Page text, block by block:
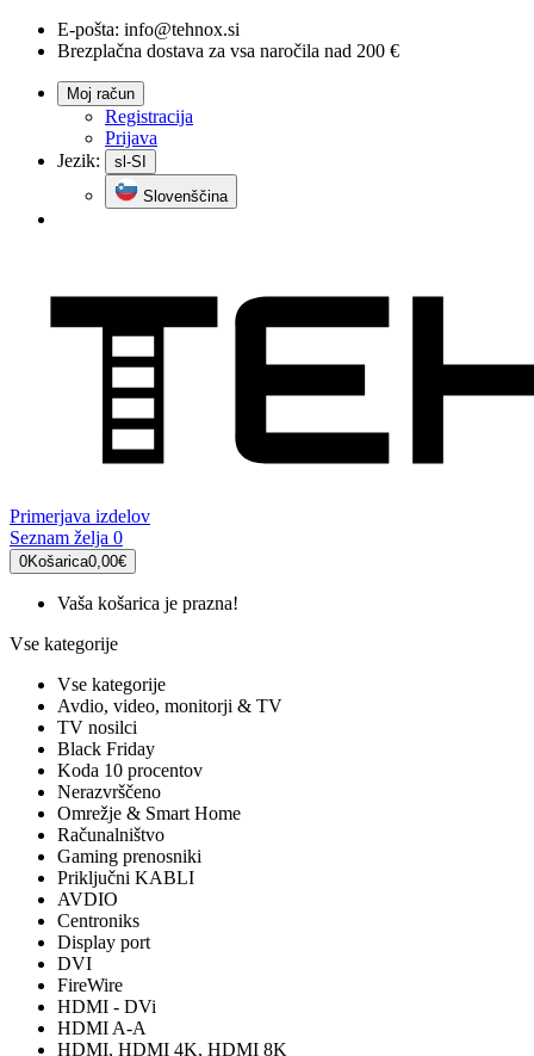
E-pošta: info@tehnox.si
Brezplačna dostava za vsa naročila nad 200 €
Moj račun
Registracija
Prijava
Jezik:
sl-SI
Slovenščina
Primerjava izdelov
Seznam želja 0
0Košarica0,00€
Vaša košarica je prazna!
Vse kategorije
Vse kategorije
Avdio, video, monitorji & TV
TV nosilci
Black Friday
Koda 10 procentov
Nerazvrščeno
Omrežje & Smart Home
Računalništvo
Gaming prenosniki
Priključni KABLI
AVDIO
Centroniks
Display port
DVI
FireWire
HDMI - DVi
HDMI A-A
HDMI, HDMI 4K, HDMI 8K